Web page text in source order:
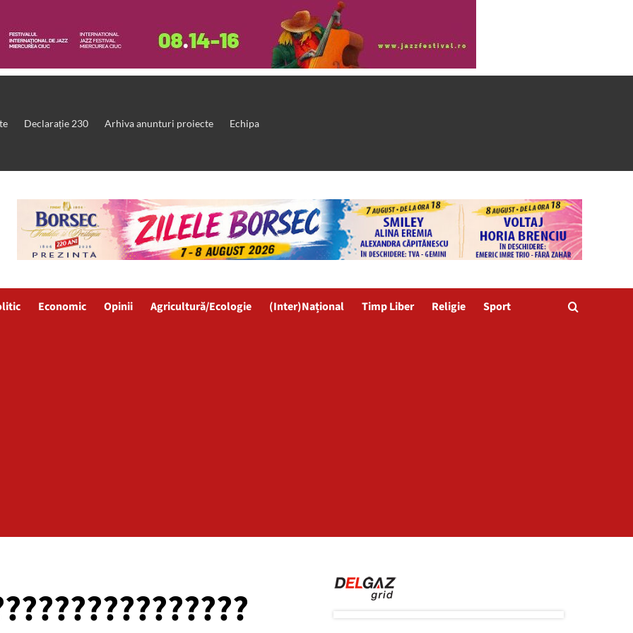
Declarație 230 Arhiva anunturi proiecte Echipa
Economic Opinii Agricultură/Ecologie (Inter)Național Timp Liber Religie Sport